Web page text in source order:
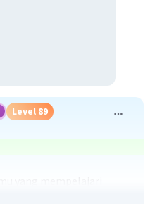
Level 89